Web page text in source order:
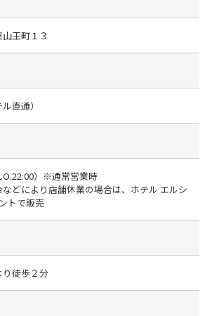
王町１３
直通）
）※通常営業時
どにより店舗休業の場合は、ホテル エルシ
トで販売
徒歩２分